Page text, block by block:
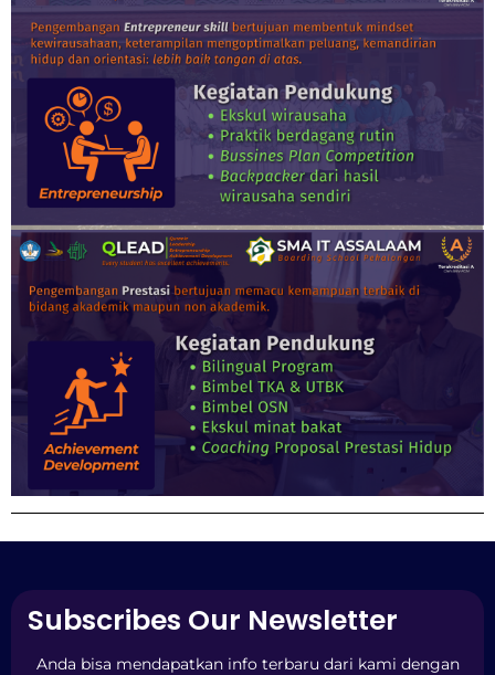
Subscribes Our Newsletter
Anda bisa mendapatkan info terbaru dari kami dengan